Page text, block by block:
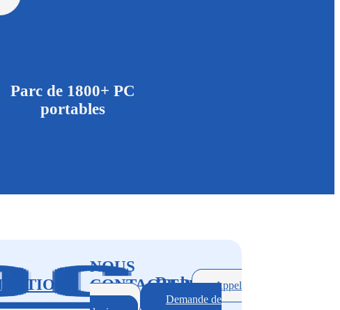
Parc de 1800+ PC
portables
Du lun.
au ven.
NOUS
CONTACTER
Appel
Demande de